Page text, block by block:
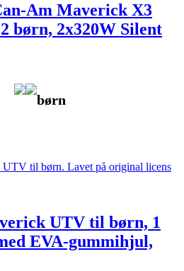
Am Maverick X3
børn, 2x320W Silent
børn
UTV til børn, 1
EVA-gummihjul,